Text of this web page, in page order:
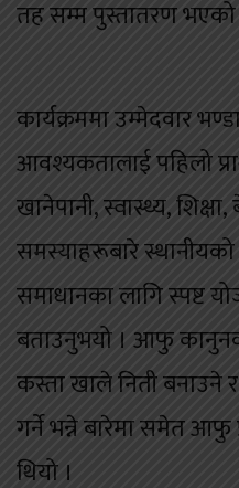
तह सम्म पुस्तातरण भएको
कार्यक्रममा उम्मेदवार
आवश्यकतालाई पहिलो
खानेपानी, स्वास्थ्य,
समस्याहरूबारे
समाधानका लागि स्पष्ट
बताउनुभयो । आफु
कस्ता खाले निती बनाउने
गर्ने भन्ने बारेमा समेत आफु
थियो ।